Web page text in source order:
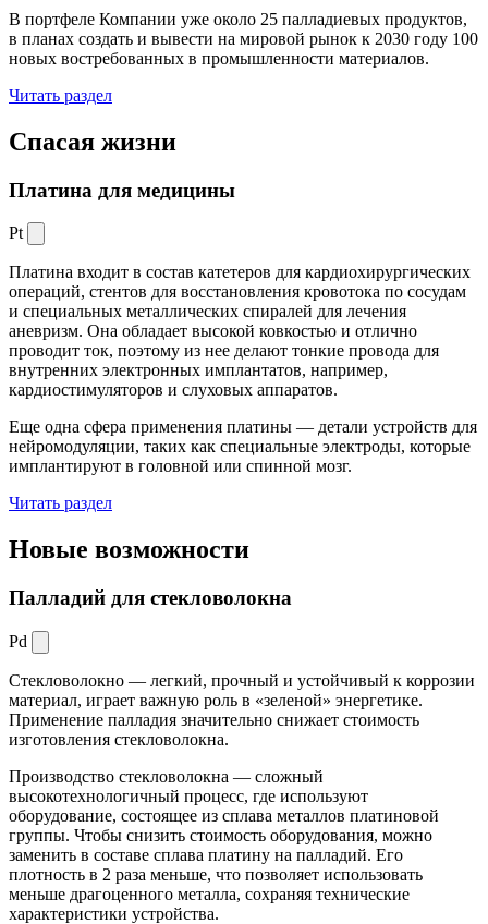
В портфеле Компании уже около 25 палладиевых продуктов,
в планах создать и вывести на мировой рынок к 2030 году 100
новых востребованных в промышленности материалов.
Читать раздел
Спасая жизни
Платина для медицины
Pt
Платина входит в состав катетеров для кардиохирургических
операций, стентов для восстановления кровотока по сосудам
и специальных металлических спиралей для лечения
аневризм. Она обладает высокой ковкостью и отлично
проводит ток, поэтому из нее делают тонкие провода для
внутренних электронных имплантатов, например,
кардиостимуляторов и слуховых аппаратов.
Еще одна сфера применения платины — детали устройств для
нейромодуляции, таких как специальные электроды, которые
имплантируют в головной или спинной мозг.
Читать раздел
Новые возможности
Палладий для стекловолокна
Pd
Стекловолокно — легкий, прочный и устойчивый к коррозии
материал, играет важную роль в «зеленой» энергетике.
Применение палладия значительно снижает стоимость
изготовления стекловолокна.
Производство стекловолокна — сложный
высокотехнологичный процесс, где используют
оборудование, состоящее из сплава металлов платиновой
группы. Чтобы снизить стоимость оборудования, можно
заменить в составе сплава платину на палладий. Его
плотность в 2 раза меньше, что позволяет использовать
меньше драгоценного металла, сохраняя технические
характеристики устройства.